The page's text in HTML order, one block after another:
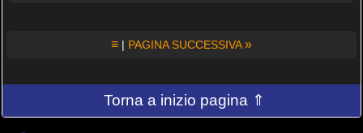
≡ | PAGINA SUCCESSIVA»
Torna a inizio pagina ⇑